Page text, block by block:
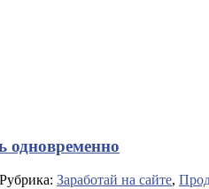
одновременно
Заработай на сайте,